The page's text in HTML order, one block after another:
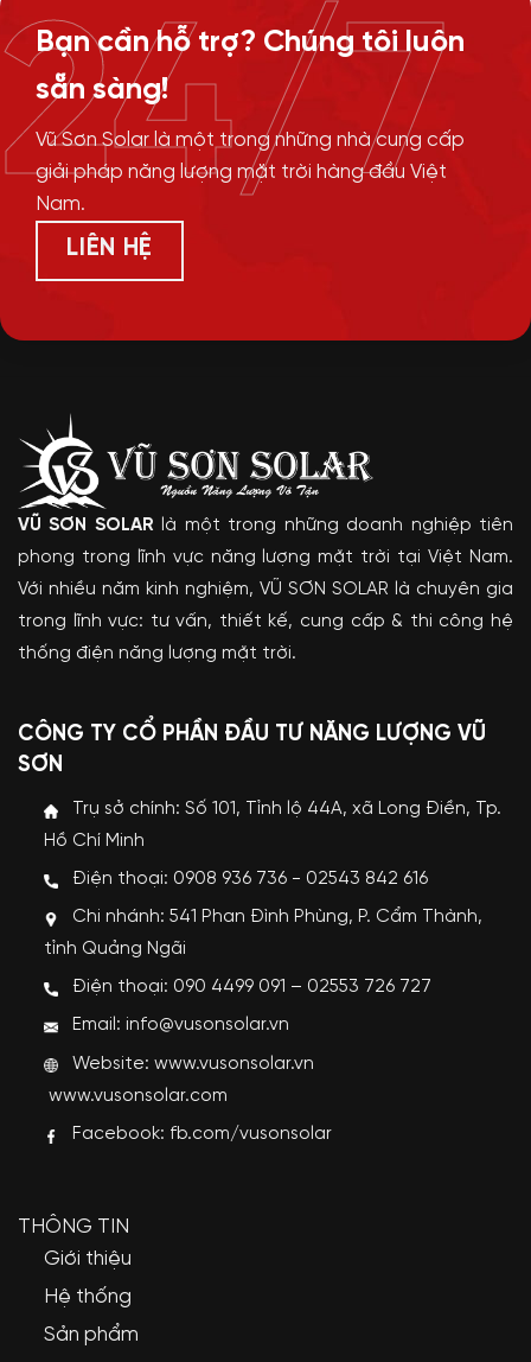
Bạn cần hỗ trợ? Chúng tôi luôn
sẵn sàng!
Vũ Sơn Solar là một trong những nhà cung cấp
giải pháp năng lượng mặt trời hàng đầu Việt
Nam.
LIÊN HỆ
24/7
VŨ SƠN SOLAR là một trong những doanh nghiệp tiên
phong trong lĩnh vực năng lượng mặt trời tại Việt Nam.
Với nhiều năm kinh nghiệm, VŨ SƠN SOLAR là chuyên gia
trong lĩnh vực: tư vấn, thiết kế, cung cấp & thi công hệ
thống điện năng lượng mặt trời.
CÔNG TY CỔ PHẦN ĐẦU TƯ NĂNG LƯỢNG VŨ
SƠN
Trụ sở chính: Số 101, Tỉnh lộ 44A, xã Long Điền, Tp.
Hồ Chí Minh
Điện thoại: 0908 936 736 - 02543 842 616
Chi nhánh: 541 Phan Đình Phùng, P. Cẩm Thành,
tỉnh Quảng Ngãi
Điện thoại: 090 4499 091 – 02553 726 727
Email: info@vusonsolar.vn
Website:www.vusonsolar.vn
www.vusonsolar.com
Facebook: fb.com/vusonsolar
THÔNG TIN
Giới thiệu
Hệ thống
Sản phẩm